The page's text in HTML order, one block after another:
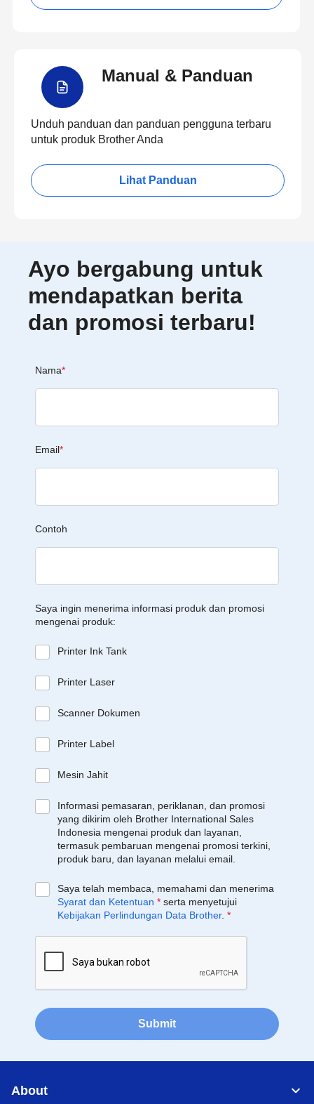
Manual & Panduan
Unduh panduan dan panduan pengguna terbaru
untuk produk Brother Anda
Lihat Panduan
Ayo bergabung untuk
mendapatkan berita
dan promosi terbaru!
Nama*
Email*
Contoh
Saya ingin menerima informasi produk dan promosi
mengenai produk:
Printer Ink Tank
Printer Laser
Scanner Dokumen
Printer Label
Mesin Jahit
Informasi pemasaran, periklanan, dan promosi
yang dikirim oleh Brother International Sales
Indonesia mengenai produk dan layanan,
termasuk pembaruan mengenai promosi terkini,
produk baru, dan layanan melalui email.
Saya telah membaca, memahami dan menerima
Syarat dan Ketentuan * serta menyetujui
Kebijakan Perlindungan Data Brother. *
Submit
About